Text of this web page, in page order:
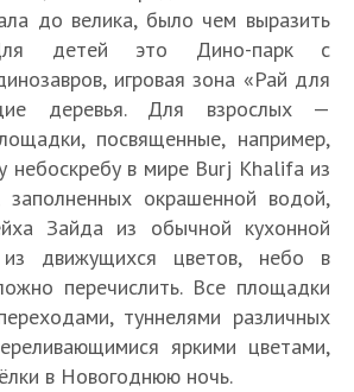
до велика, было чем выразить
детей это Дино-парк с
игровая зона «Рай для
деревья. Для взрослых —
посвященные, например,
небоскребу в мире Burj Khalifa из
окрашенной водой,
Зайда из обычной кухонной
движущихся цветов, небо в
перечислить. Все площадки
туннелями различных
яркими цветами,
в Новогоднюю ночь.